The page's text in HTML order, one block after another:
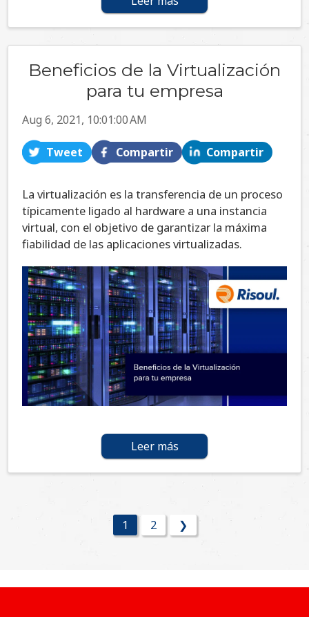
Beneficios de la Virtualización
para tu empresa
Aug 6, 2021, 10:01:00 AM
Tweet Compartir Compartir
La virtualización es la transferencia de un proceso
típicamente ligado al hardware a una instancia
virtual, con el objetivo de garantizar la máxima
fiabilidad de las aplicaciones virtualizadas.
Leer más
1 2 ❯